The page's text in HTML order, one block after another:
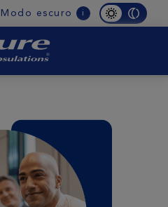
Modo escuro i
PURE